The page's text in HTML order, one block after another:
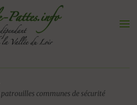
communes de sécurité